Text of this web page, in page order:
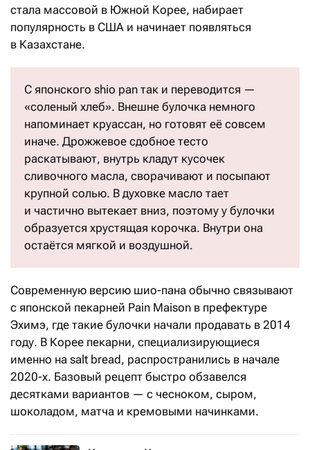
стала массовой в Южной Корее, набирает
популярность в США и начинает появляться
в Казахстане.
С японского shio pan так и переводится —
«соленый хлеб». Внешне булочка немного
напоминает круассан, но готовят её совсем
иначе. Дрожжевое сдобное тесто
раскатывают, внутрь кладут кусочек
сливочного масла, сворачивают и посыпают
крупной солью. В духовке масло тает
и частично вытекает вниз, поэтому у булочки
образуется хрустящая корочка. Внутри она
остаётся мягкой и воздушной.
Современную версию шио-пана обычно связывают
с японской пекарней Pain Maison в префектуре
Эхимэ, где такие булочки начали продавать в 2014
году. В Корее пекарни, специализирующиеся
именно на salt bread, распространились в начале
2020-х. Базовый рецепт быстро обзавелся
десятками вариантов — с чесноком, сыром,
шоколадом, матча и кремовыми начинками.